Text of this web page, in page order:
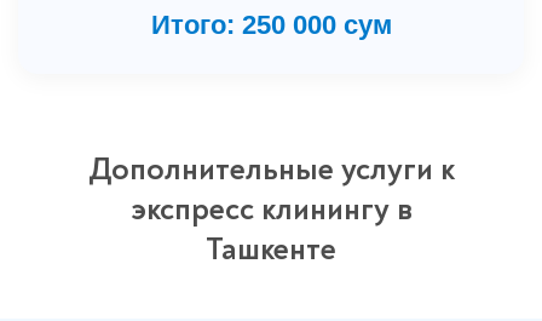
Итого: 250 000сум
Дополнительные услуги к
экспресс клинингу в
Ташкенте